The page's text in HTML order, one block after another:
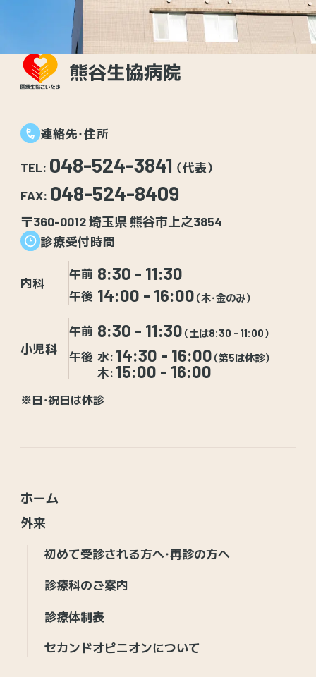
連絡先・住所
TEL: 048-524-3841 （代表）
FAX: 048-524-8409
〒360-0012 埼玉県 熊谷市上之3854
診療受付時間
内科
午前 8:30 - 11:30
午後 14:00 - 16:00 （木・金のみ）
小児科
午前 8:30 - 11:30 （土は8:30 - 11:00）
午後 水: 14:30 - 16:00 （第5は休診）
木: 15:00 - 16:00
※日・祝日は休診
ホーム
外来
初めて受診される方へ・再診の方へ
診療科のご案内
診療体制表
セカンドオピニオンについて